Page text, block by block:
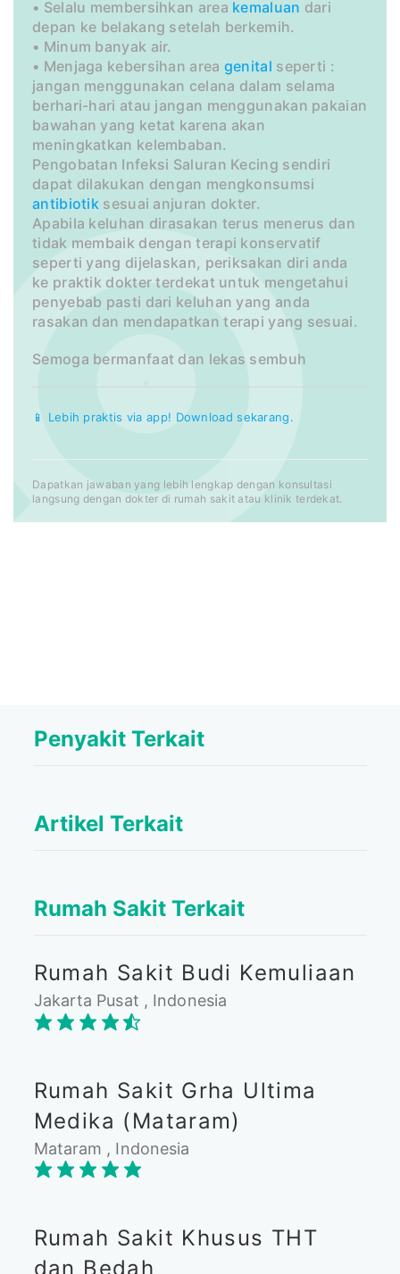
• Selalu membersihkan area kemaluan dari
depan ke belakang setelah berkemih.
• Minum banyak air.
• Menjaga kebersihan area genital seperti :
jangan menggunakan celana dalam selama
berhari-hari atau jangan menggunakan pakaian
bawahan yang ketat karena akan
meningkatkan kelembaban.
Pengobatan Infeksi Saluran Kecing sendiri
dapat dilakukan dengan mengkonsumsi
antibiotik sesuai anjuran dokter.
Apabila keluhan dirasakan terus menerus dan
tidak membaik dengan terapi konservatif
seperti yang dijelaskan, periksakan diri anda
ke praktik dokter terdekat untuk mengetahui
penyebab pasti dari keluhan yang anda
rasakan dan mendapatkan terapi yang sesuai.
Semoga bermanfaat dan lekas sembuh
📱 Lebih praktis via app! Download sekarang.
Dapatkan jawaban yang lebih lengkap dengan konsultasi
langsung dengan dokter di rumah sakit atau klinik terdekat.
Penyakit Terkait
Artikel Terkait
Rumah Sakit Terkait
Rumah Sakit Budi Kemuliaan
Jakarta Pusat , Indonesia
Rumah Sakit Grha Ultima
Medika (Mataram)
Mataram , Indonesia
Rumah Sakit Khusus THT
dan Bedah